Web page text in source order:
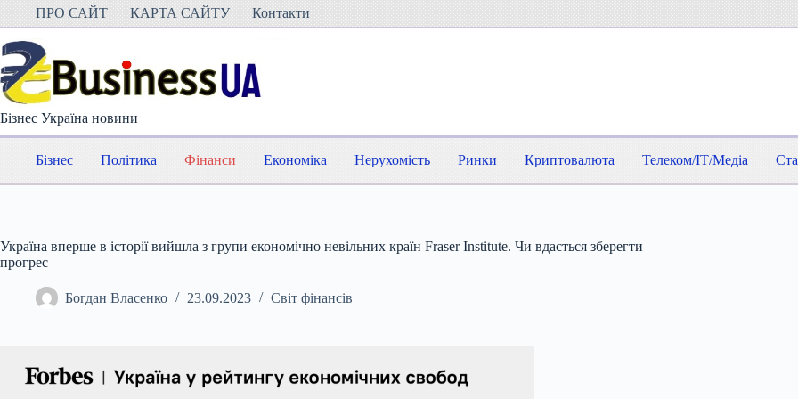
Перейти
вмісту
ПРО САЙТ КАРТА САЙТУ Контакти
Бізнес Україна новини
Бізнес Політика Фінанси Економіка Нерухомість Ринки Криптовалюта Телеком/IT/Медіа
Україна вперше в історії вийшла з групи економічно невільних країн Fraser Institute. Чи вдасться зберегти
прогрес
Богдан Власенко 23.09.2023 Світ фінансів